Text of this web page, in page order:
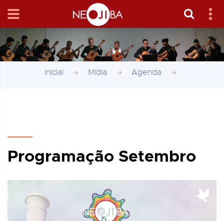
Inicial Mídia Agenda
Programação Setembro